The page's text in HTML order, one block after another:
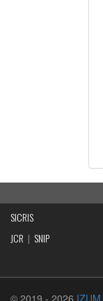
SICRIS
JCR | SNIP
© 2019 - 2026 IZUM